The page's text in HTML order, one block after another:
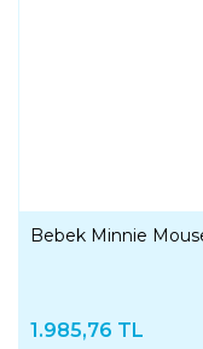
Bebek Minnie
1.985,76 TL